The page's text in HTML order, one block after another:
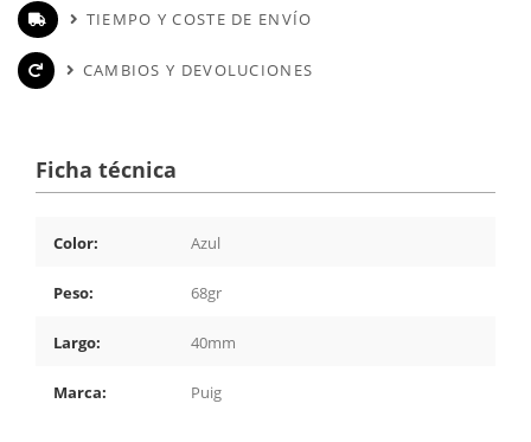
TIEMPO Y COSTE DE ENVÍO
CAMBIOS Y DEVOLUCIONES
Ficha técnica
Color: Azul
Peso: 68gr
Largo: 40mm
Marca: Puig